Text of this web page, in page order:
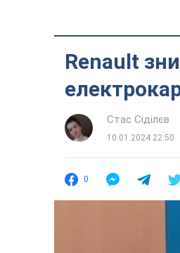
Renault
Стас Сіділєв
10.01.2024 22:50
0